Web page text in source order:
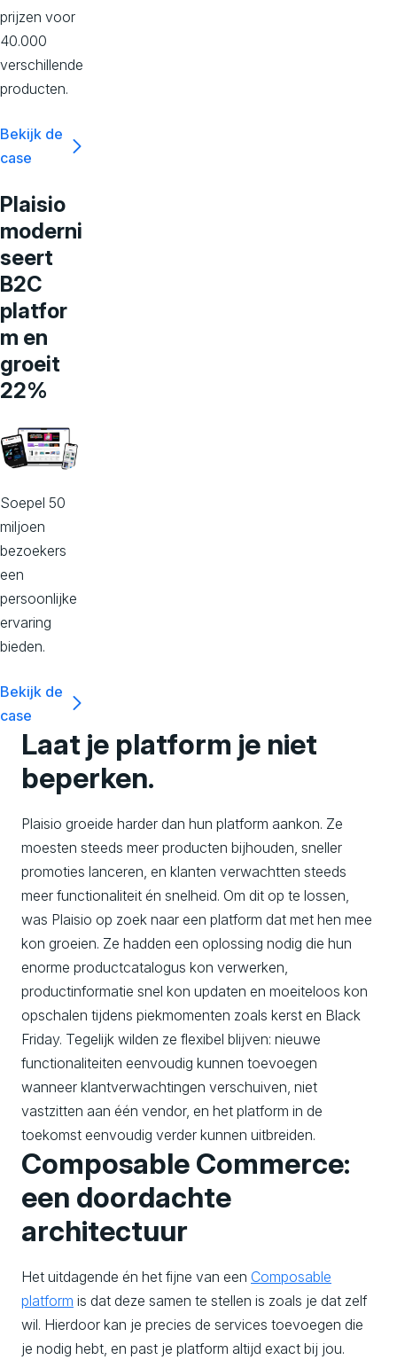
prijzen voor
40.000
verschillende
producten.
Bekijk de
case
Plaisio
moderni
seert
B2C
platfor
m en
groeit
22%
Soepel 50
miljoen
bezoekers
een
persoonlijke
ervaring
bieden.
Bekijk de
case
Laat je platform je niet
beperken.
Plaisio groeide harder dan hun platform aankon. Ze
moesten steeds meer producten bijhouden, sneller
promoties lanceren, en klanten verwachtten steeds
meer functionaliteit én snelheid. Om dit op te lossen,
was Plaisio op zoek naar een platform dat met hen mee
kon groeien. Ze hadden een oplossing nodig die hun
enorme productcatalogus kon verwerken,
productinformatie snel kon updaten en moeiteloos kon
opschalen tijdens piekmomenten zoals kerst en Black
Friday. Tegelijk wilden ze flexibel blijven: nieuwe
functionaliteiten eenvoudig kunnen toevoegen
wanneer klantverwachtingen verschuiven, niet
vastzitten aan één vendor, en het platform in de
toekomst eenvoudig verder kunnen uitbreiden.
Composable Commerce:
een doordachte
architectuur
Het uitdagende én het fijne van een Composable
platform is dat deze samen te stellen is zoals je dat zelf
wil. Hierdoor kan je precies de services toevoegen die
je nodig hebt, en past je platform altijd exact bij jou.